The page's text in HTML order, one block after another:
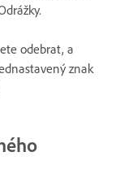
odebrat, a
znak